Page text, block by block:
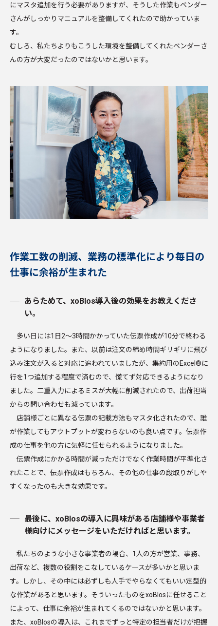
にマスタ追加を行う必要がありますが、そうした作業もベンダー
さんがしっかりマニュアルを整備してくれたので助かっていま
す。
むしろ、私たちよりもこうした環境を整備してくれたベンダーさ
んの方が大変だったのではないかと思います。
作業工数の削減、業務の標準化により毎日の
仕事に余裕が生まれた
あらためて、xoBlos導入後の効果をお教えくださ
い。
多い日には1日2～3時間かかっていた伝票作成が10分で終わる
ようになりました。また、以前は注文の締め時間ギリギリに飛び
込み注文が入ると対応に追われていましたが、集約用のExcel®に
行を1つ追加する程度で済むので、慌てず対応できるようになり
ました。二重入力によるミスが大幅に削減されたので、出荷担当
からの問い合わせも減っています。
店舗様ごとに異なる伝票の記載方法もマスタ化されたので、誰
が作業してもアウトプットが変わらないのも良い点です。伝票作
成の仕事を他の方に気軽に任せられるようになりました。
伝票作成にかかる時間が減っただけでなく作業時間が平準化さ
れたことで、伝票作成はもちろん、その他の仕事の段取りがしや
すくなったのも大きな効果です。
最後に、xoBlosの導入に興味がある店舗様や事業者
様向けにメッセージをいただければと思います。
私たちのような小さな事業者の場合、1人の方が営業、事務、
出荷など、複数の役割をこなしているケースが多いかと思いま
す。しかし、その中には必ずしも人手でやらなくてもいい定型的
な作業があると思います。そういったものをxoBlosに任せること
によって、仕事に余裕が生まれてくるのではないかと思います。
また、xoBlosの導入は、これまでずっと特定の担当者だけが把握